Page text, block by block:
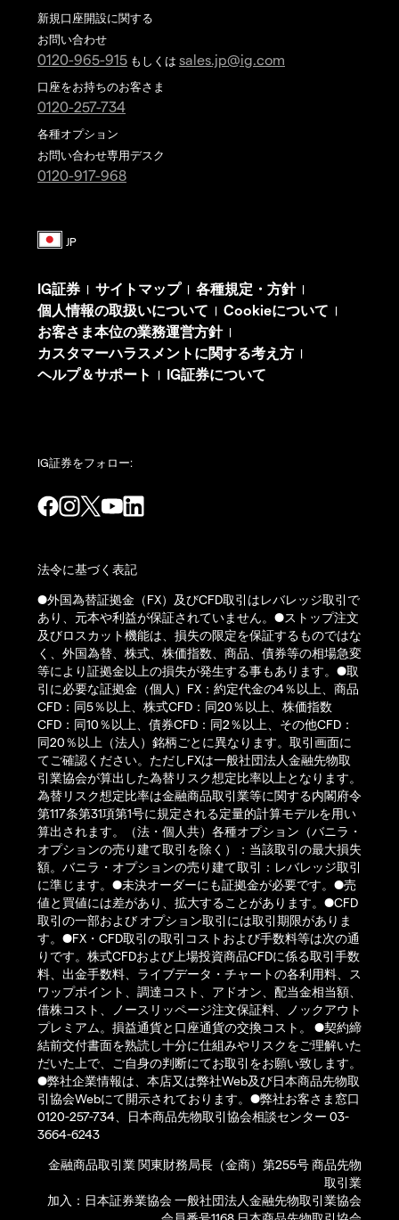
新規口座開設に関する
お問い合わせ
0120-965-915 もしくは sales.jp@ig.com
口座をお持ちのお客さま
0120-257-734
各種オプション
お問い合わせ専用デスク
0120-917-968
IG証券 | サイトマップ| 各種規定・方針|
個人情報の取扱いについて | Cookieについて |
お客さま本位の業務運営方針|
カスタマーハラスメントに関する考え方 |
ヘルプ＆サポート | IG証券について
IG証券をフォロー:
法令に基づく表記
●外国為替証拠金（FX）及びCFD取引はレバレッジ取引で
あり、元本や利益が保証されていません。●ストップ注文
及びロスカット機能は、損失の限定を保証するものではな
く、外国為替、株式、株価指数、商品、債券等の相場急変
等により証拠金以上の損失が発生する事もあります。●取
引に必要な証拠金（個人）FX：約定代金の4％以上、商品
CFD：同5％以上、株式CFD：同20％以上、株価指数
CFD：同10％以上、債券CFD：同2％以上、その他CFD：
同20％以上（法人）銘柄ごとに異なります。取引画面に
てご確認ください。ただしFXは一般社団法人金融先物取
引業協会が算出した為替リスク想定比率以上となります。
為替リスク想定比率は金融商品取引業等に関する内閣府令
第117条第31項第1号に規定される定量的計算モデルを用い
算出されます。（法・個人共）各種オプション（バニラ・
オプションの売り建て取引を除く）：当該取引の最大損失
額。バニラ・オプションの売り建て取引：レバレッジ取引
に準じます。●未決オーダーにも証拠金が必要です。●売
値と買値には差があり、拡大することがあります。●CFD
取引の一部および オプション取引には取引期限がありま
す。●FX・CFD取引の取引コストおよび手数料等は次の通
りです。株式CFDおよび上場投資商品CFDに係る取引手数
料、出金手数料、ライブデータ・チャートの各利用料、ス
ワップポイント、調達コスト、アドオン、配当金相当額、
借株コスト、ノースリッページ注文保証料、ノックアウト
プレミアム。損益通貨と口座通貨の交換コスト。 ●契約締
結前交付書面を熟読し十分に仕組みやリスクをご理解いた
だいた上で、ご自身の判断にてお取引をお願い致します。
●弊社企業情報は、本店又は弊社Web及び日本商品先物取
引協会Webにて開示されております。●弊社お客さま窓口
0120-257-734、日本商品先物取引協会相談センター 03-
3664-6243
金融商品取引業 関東財務局長（金商）第255号 商品先物
取引業
加入：日本証券業協会 一般社団法人金融先物取引業協会